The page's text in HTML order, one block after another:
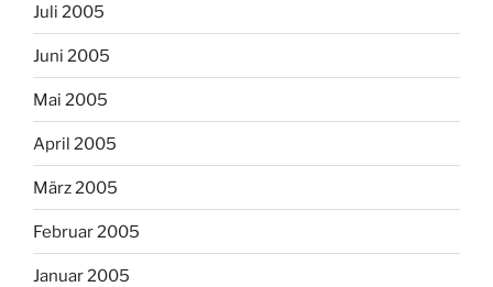
Juli 2005
Juni 2005
Mai 2005
April 2005
März 2005
Februar 2005
Januar 2005